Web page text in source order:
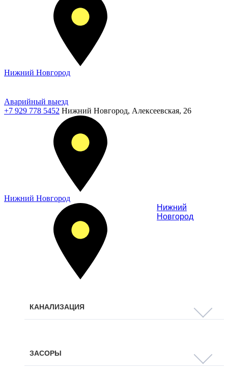
Нижний Новгород
Аварийный выезд
+7 929 778 5452 Нижний Новгород, Алексеевская, 26
Нижний Новгород
Нижний
Новгород
КАНАЛИЗАЦИЯ
ЗАСОРЫ